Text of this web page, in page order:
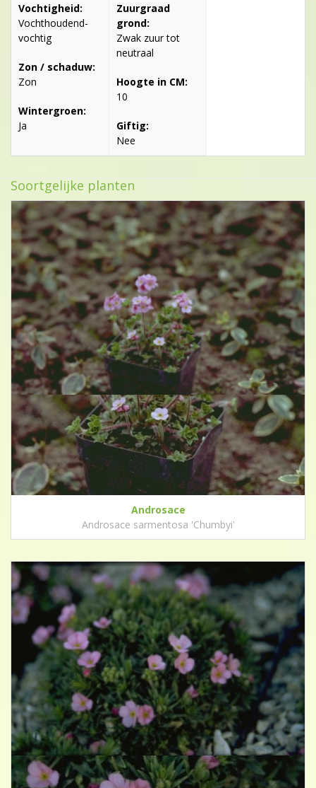
Vochtigheid:
Vochthoudend-
vochtig
Zon / schaduw:
Zon
Wintergroen:
Ja
Zuurgraad
grond:
Zwak zuur tot
neutraal
Hoogte in CM:
10
Giftig:
Nee
Soortgelijke planten
Androsace
Androsace sarmentosa 'Chumbyi'